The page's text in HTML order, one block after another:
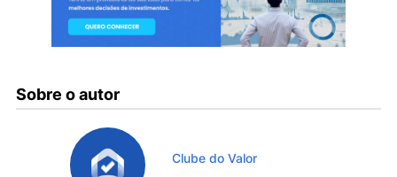
Sobre o autor
Clube do Valor